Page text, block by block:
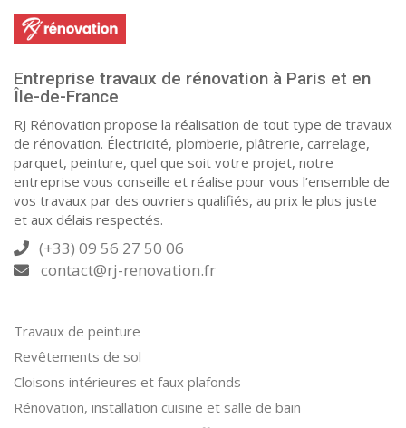
Entreprise travaux de rénovation à Paris et en
Île-de-France
RJ Rénovation propose la réalisation de tout type de travaux
de rénovation. Électricité, plomberie, plâtrerie, carrelage,
parquet, peinture, quel que soit votre projet, notre
entreprise vous conseille et réalise pour vous l’ensemble de
vos travaux par des ouvriers qualifiés, au prix le plus juste
et aux délais respectés.
(+33) 09 56 27 50 06
contact@rj-renovation.fr
Travaux de peinture
Revêtements de sol
Cloisons intérieures et faux plafonds
Rénovation, installation cuisine et salle de bain